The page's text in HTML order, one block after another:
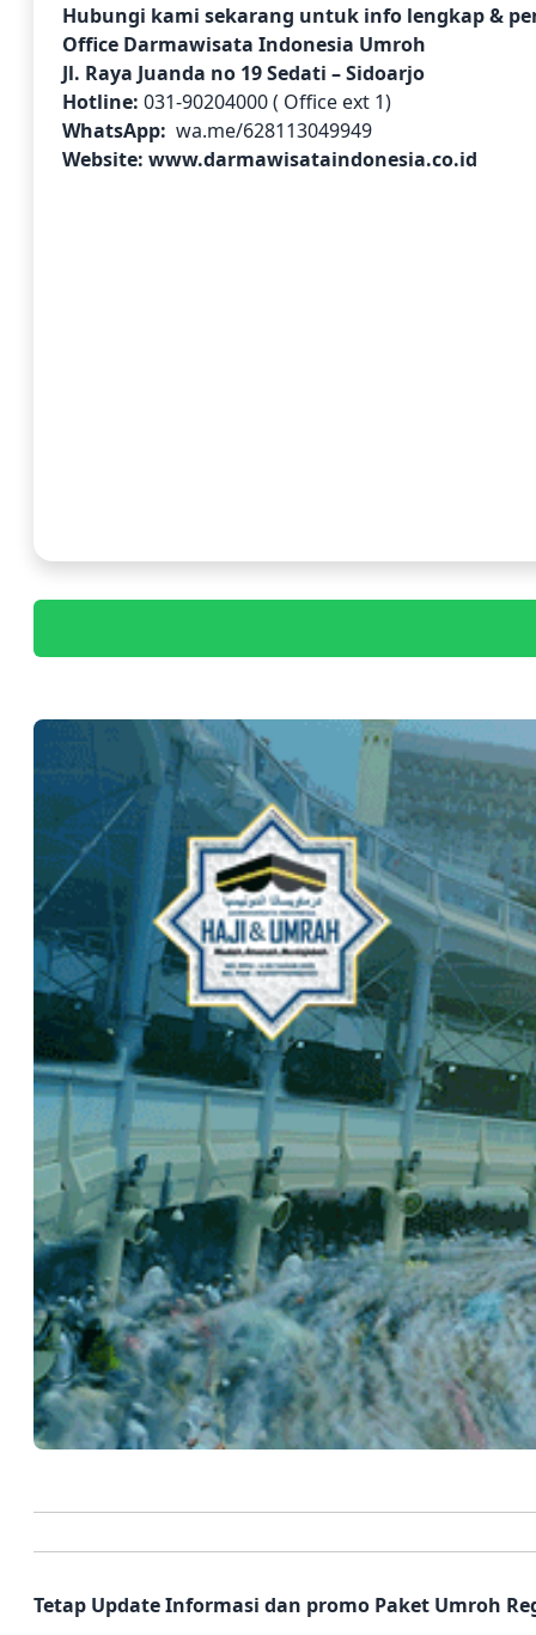
Hubungi kami sekarang untuk info lengkap &
Office Darmawisata Indonesia Umroh
Jl. Raya Juanda no 19 Sedati – Sidoarjo
Hotline: 031-90204000 ( Office ext 1)
WhatsApp: wa.me/628113049949
Website: www.darmawisataindonesia.co.id
Tetap Update Informasi dan promo Paket Umroh